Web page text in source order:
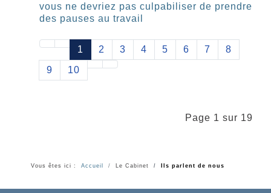
vous ne devriez pas culpabiliser de prendre
des pauses au travail
Page 1 sur 19
1 2 3 4 5 6 7
8
9
10
Vous êtes ici : Accueil Le Cabinet Ils parlent de nous